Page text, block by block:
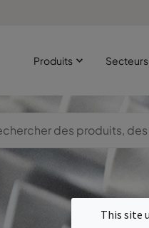
Produits Secteurs
This site